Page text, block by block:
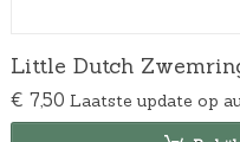
Little Dutch
€ 7,50 Laatste update op